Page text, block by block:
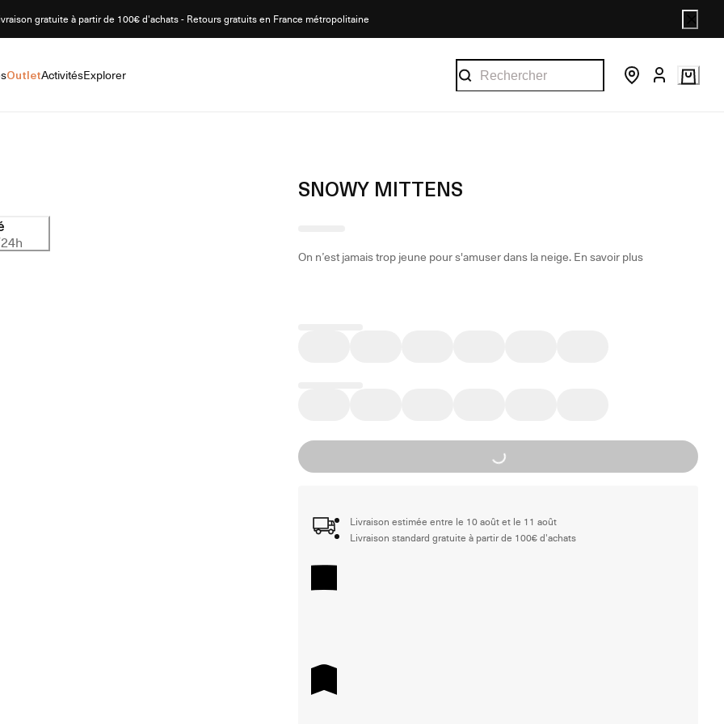
gratuite à partir de 100€ d'achats - Retours gratuits en France métropolitaine
OutletActivitésExplorer
SNOWY MITTENS
On n’est jamais trop jeune pour s'amuser dans la neige.En savoir plus
Livraison estimée entre le 10 août et le 11 août
Livraison standard gratuite à partir de 100€ d'achats